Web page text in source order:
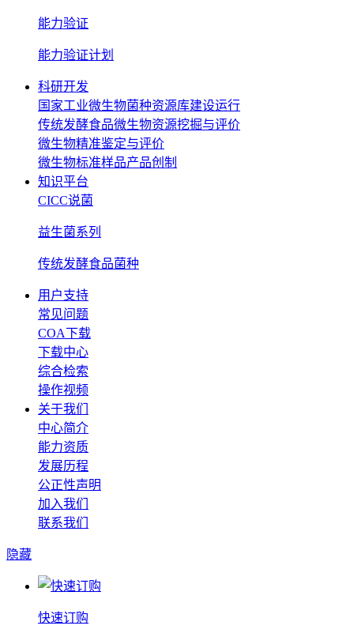
能力验证
能力验证计划
科研开发
国家工业微生物菌种资源库建设运行
传统发酵食品微生物资源挖掘与评价
微生物精准鉴定与评价
微生物标准样品产品创制
知识平台
CICC说菌
益生菌系列
传统发酵食品菌种
用户支持
常见问题
COA下载
下载中心
综合检索
操作视频
关于我们
中心简介
能力资质
发展历程
公正性声明
加入我们
联系我们
隐藏
快速订购